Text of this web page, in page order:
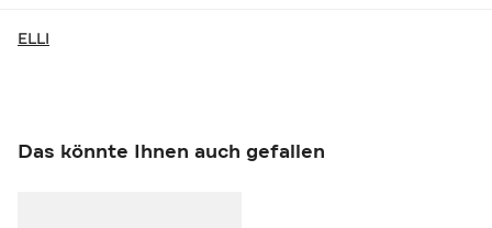
ELLI
Das könnte Ihnen auch gefallen